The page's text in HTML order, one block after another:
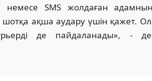
немесе SMS жолдаған адамның
ақша аудару үшін қажет.
де пайдаланады», -